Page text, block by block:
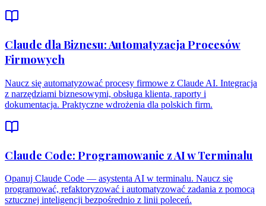
Claude dla Biznesu: Automatyzacja Procesów
Firmowych
Naucz się automatyzować procesy firmowe z Claude AI. Integracja
z narzędziami biznesowymi, obsługa klienta, raporty i
dokumentacja. Praktyczne wdrożenia dla polskich firm.
Claude Code: Programowanie z AI w Terminalu
Opanuj Claude Code — asystenta AI w terminalu. Naucz się
programować, refaktoryzować i automatyzować zadania z pomocą
sztucznej inteligencji bezpośrednio z linii poleceń.